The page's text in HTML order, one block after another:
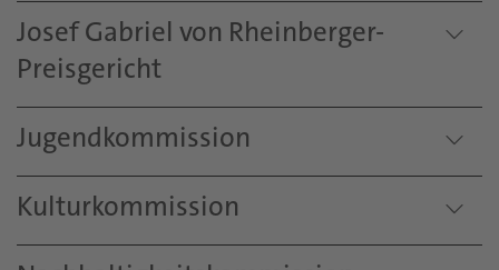
Josef Gabriel von Rheinberger-
Preisgericht
Jugendkommission
Kulturkommission